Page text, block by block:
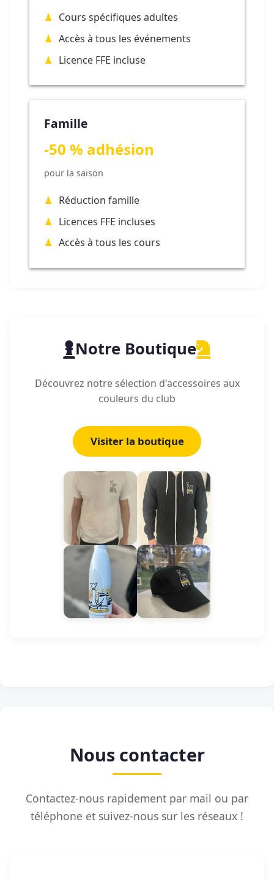
Cours spécifiques adultes
Accès à tous les événements
Licence FFE incluse
Famille
-50 % adhésion
pour la saison
Réduction famille
Licences FFE incluses
Accès à tous les cours
Notre Boutique
Découvrez notre sélection d'accessoires aux
couleurs du club
Visiter la boutique
Nous contacter
Contactez-nous rapidement par mail ou par
téléphone et suivez-nous sur les réseaux !